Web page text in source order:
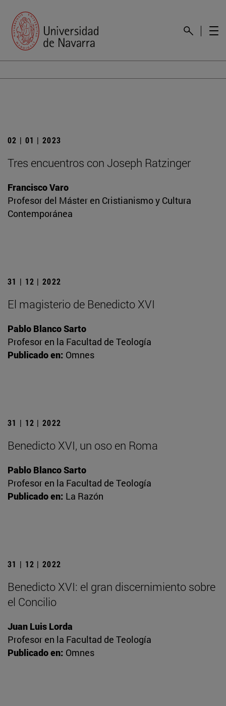
02 | 01 | 2023
Tres encuentros con Joseph Ratzinger
Francisco Varo
Profesor del Máster en Cristianismo y Cultura
Contemporánea
31 | 12 | 2022
El magisterio de Benedicto XVI
Pablo Blanco Sarto
Profesor en la Facultad de Teología
Publicado en: Omnes
31 | 12 | 2022
Benedicto XVI, un oso en Roma
Pablo Blanco Sarto
Profesor en la Facultad de Teología
Publicado en: La Razón
31 | 12 | 2022
Benedicto XVI: el gran discernimiento sobre
el Concilio
Juan Luis Lorda
Profesor en la Facultad de Teología
Publicado en: Omnes